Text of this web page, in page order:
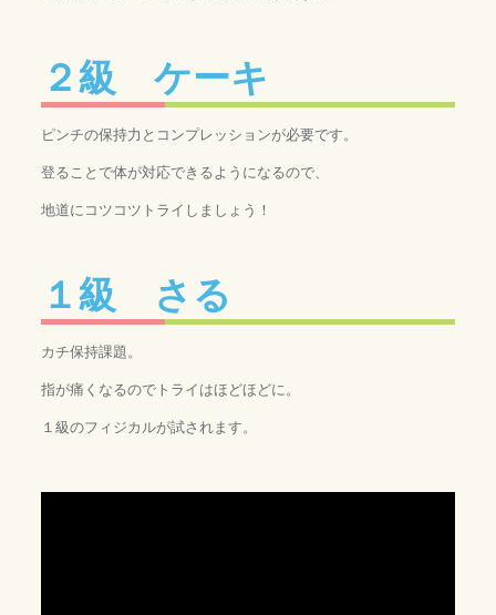
２級 ケーキ
ピンチの保持力とコンプレッションが必要です。
登ることで体が対応できるようになるので、
地道にコツコツトライしましょう！
１級 さる
カチ保持課題。
指が痛くなるのでトライはほどほどに。
１級のフィジカルが試されます。